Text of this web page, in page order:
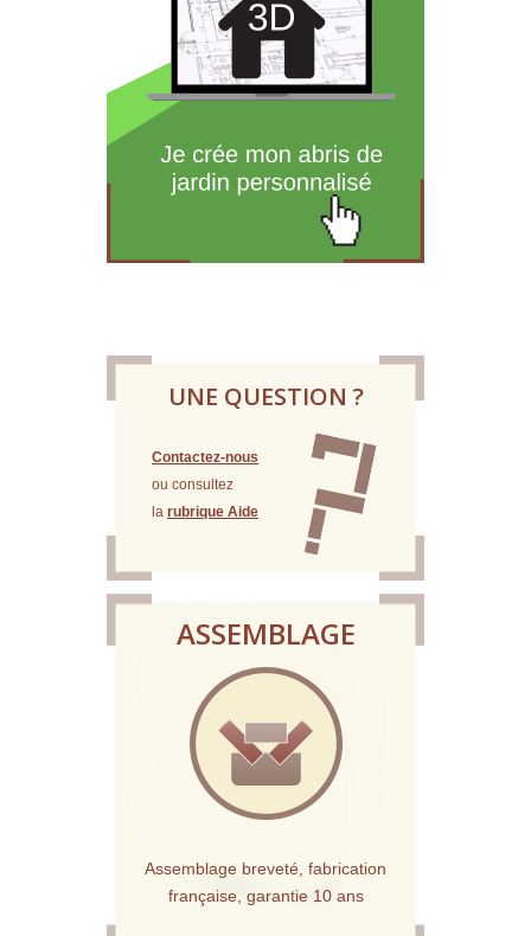
UNE QUESTION ?
Contactez-nous
ou consultez
la rubrique Aide
ASSEMBLAGE
Assemblage breveté, fabrication
française, garantie 10 ans